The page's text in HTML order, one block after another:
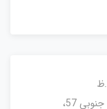
مشهد، خیابان طبرسی جنوبی 57،